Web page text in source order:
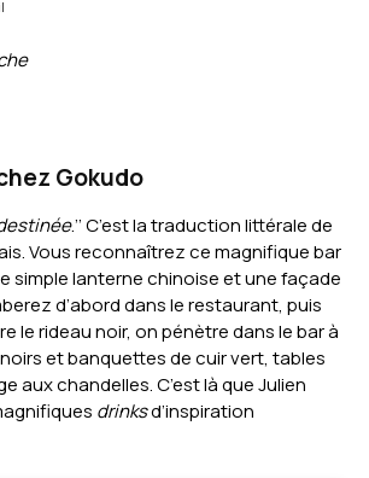
Gokudo
.’’ C’est la traduction littérale de
Vous reconnaîtrez ce magnifique bar
simple lanterne chinoise et une façade
d’abord dans le restaurant, puis
le rideau noir, on pénètre dans le bar à
et banquettes de cuir vert, tables
aux chandelles. C’est là que Julien
drinksd’inspiration